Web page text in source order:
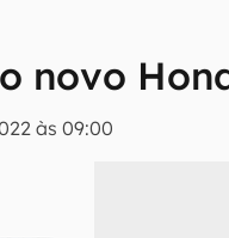
novo
às 09:00
sobre tecnologia